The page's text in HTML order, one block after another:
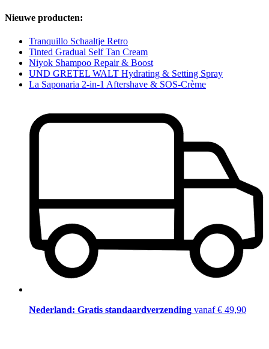
Nieuwe producten:
Tranquillo Schaaltje Retro
Tinted Gradual Self Tan Cream
Niyok Shampoo Repair & Boost
UND GRETEL WALT Hydrating & Setting Spray
La Saponaria 2-in-1 Aftershave & SOS-Crème
Nederland: Gratis standaardverzending vanaf € 49,90